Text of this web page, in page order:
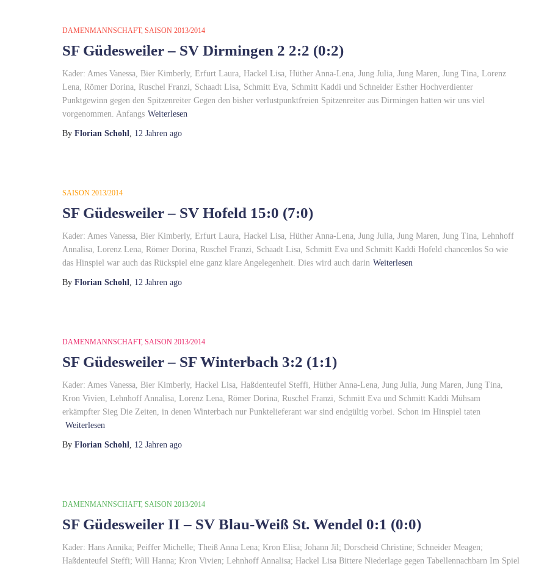
DAMENMANNSCHAFT SAISON 2013/2014
SF Güdesweiler – SV Dirmingen 2 2:2 (0:2)
Kader: Ames Vanessa, Bier Kimberly, Erfurt Laura, Hackel Lisa, Hüther Anna-Lena, Jung Julia, Jung Maren, Jung Tina, Lorenz
Lena, Römer Dorina, Ruschel Franzi, Schaadt Lisa, Schmitt Eva, Schmitt Kaddi und Schneider Esther Hochverdienter
Punktgewinn gegen den Spitzenreiter Gegen den bisher verlustpunktfreien Spitzenreiter aus Dirmingen hatten wir uns viel
vorgenommen. Anfangs Weiterlesen
By Florian Schohl, 12 Jahren ago
SAISON 2013/2014
SF Güdesweiler – SV Hofeld 15:0 (7:0)
Kader: Ames Vanessa, Bier Kimberly, Erfurt Laura, Hackel Lisa, Hüther Anna-Lena, Jung Julia, Jung Maren, Jung Tina, Lehnhoff
Annalisa, Lorenz Lena, Römer Dorina, Ruschel Franzi, Schaadt Lisa, Schmitt Eva und Schmitt Kaddi Hofeld chancenlos So wie
das Hinspiel war auch das Rückspiel eine ganz klare Angelegenheit. Dies wird auch darin Weiterlesen
By Florian Schohl, 12 Jahren ago
DAMENMANNSCHAFT SAISON 2013/2014
SF Güdesweiler – SF Winterbach 3:2 (1:1)
Kader: Ames Vanessa, Bier Kimberly, Hackel Lisa, Haßdenteufel Steffi, Hüther Anna-Lena, Jung Julia, Jung Maren, Jung Tina,
Kron Vivien, Lehnhoff Annalisa, Lorenz Lena, Römer Dorina, Ruschel Franzi, Schmitt Eva und Schmitt Kaddi Mühsam
erkämpfter Sieg Die Zeiten, in denen Winterbach nur Punktelieferant war sind endgültig vorbei. Schon im Hinspiel taten
Weiterlesen
By Florian Schohl, 12 Jahren ago
DAMENMANNSCHAFT SAISON 2013/2014
SF Güdesweiler II – SV Blau-Weiß St. Wendel 0:1 (0:0)
Kader: Hans Annika; Peiffer Michelle; Theiß Anna Lena; Kron Elisa; Johann Jil; Dorscheid Christine; Schneider Meagen;
Haßdenteufel Steffi; Will Hanna; Kron Vivien; Lehnhoff Annalisa; Hackel Lisa Bittere Niederlage gegen Tabellennachbarn Im Spiel